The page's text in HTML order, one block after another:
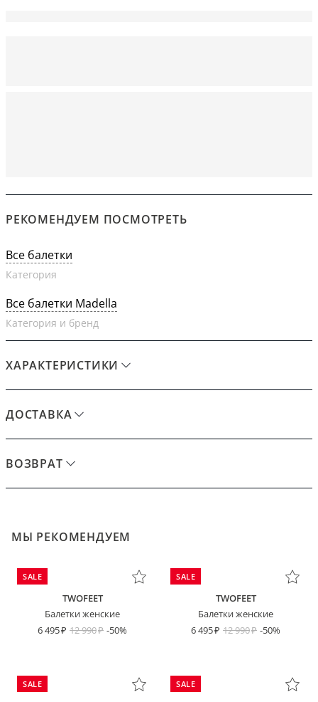
РЕКОМЕНДУЕМ ПОСМОТРЕТЬ
Все балетки
Категория
Все балетки Madella
Категория и бренд
ХАРАКТЕРИСТИКИ
ДОСТАВКА
ВОЗВРАТ
МЫ РЕКОМЕНДУЕМ
SALE
TWOFEET
Балетки женские
6 495
12 990 -50%
SALE
TWOFEET
Балетки женские
6 495
12 990 -50%
SALE SALE